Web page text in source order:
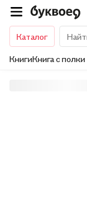
Каталог
КнигиКнига с полки